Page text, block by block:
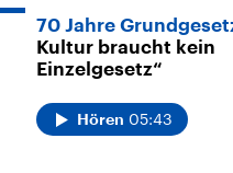
70 Jahre
Kultur braucht kein
Einzelgesetz“
Hören 05:43